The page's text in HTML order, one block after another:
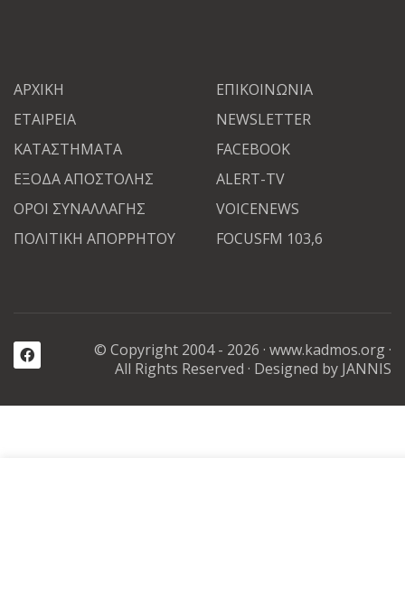
ΑΡΧΙΚΗ
ΕΤΑΙΡΕΙΑ
ΚΑΤΑΣΤΗΜΑΤΑ
ΕΞΟΔΑ ΑΠΟΣΤΟΛΗΣ
ΟΡΟΙ ΣΥΝΑΛΛΑΓΗΣ
ΠΟΛΙΤΙΚΗ ΑΠΟΡΡΗΤΟΥ
ΕΠΙΚΟΙΝΩΝΙΑ
NEWSLETTER
FACEBOOK
ALERT-TV
VOICENEWS
FOCUSFM 103,6
© Copyright 2004 - 2026 · www.kadmos.org·
All Rights Reserved · Designed by JANNIS